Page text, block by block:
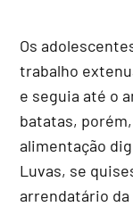
Os
trabalho
e seguia até o
batatas,
alimentação
Luvas, se
arrendatário da